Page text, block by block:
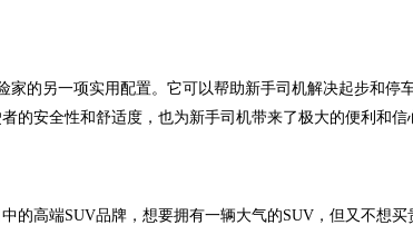
家的另一项实用配置。它可以帮助新手司机解决起步和停
的安全性和舒适度，也为新手司机带来了极大的便利和信
的高端SUV品牌，想要拥有一辆大气的SUV，但又不想